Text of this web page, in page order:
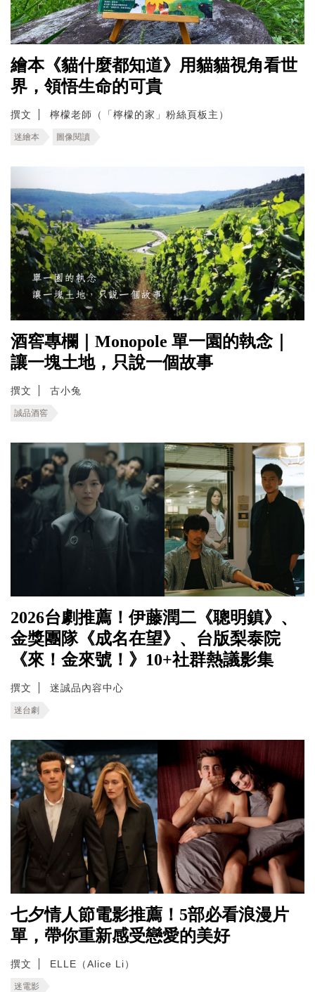
繪本《貓什麼都知道》用貓貓視角看世
界，領悟生命的可貴
撰文 檸檬老師（「檸檬的家」粉絲頁板主）
迷繪本 圖像閱讀
酒窖專欄｜Monopole 單一園的執念｜
讓一塊土地，只說一個故事
撰文 古小兔
誠品酒窖
2026台劇推薦！伊藤潤二《聰明鎮》、
金獎團隊《成名在望》、台版梨泰院
《來！金來號！》10+社群熱議影集
撰文 迷誠品內容中心
迷台劇
七夕情人節電影推薦！5部必看浪漫片
單，帶你重新感受戀愛的美好
撰文 ELLE（Alice Li）
迷電影